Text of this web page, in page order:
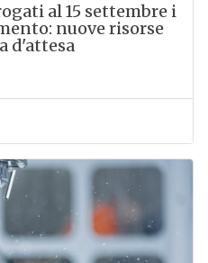
al 15 settembre i
nuove risorse
d'attesa